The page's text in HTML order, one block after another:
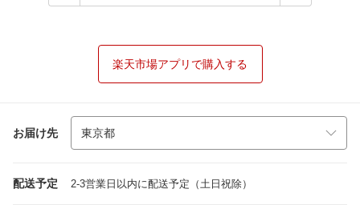
楽天市場アプリで購入する
お届け先
配送予定 2-3営業日以内に配送予定（土日祝除）